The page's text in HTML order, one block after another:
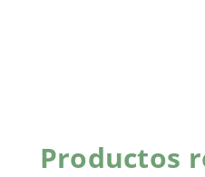
Productos